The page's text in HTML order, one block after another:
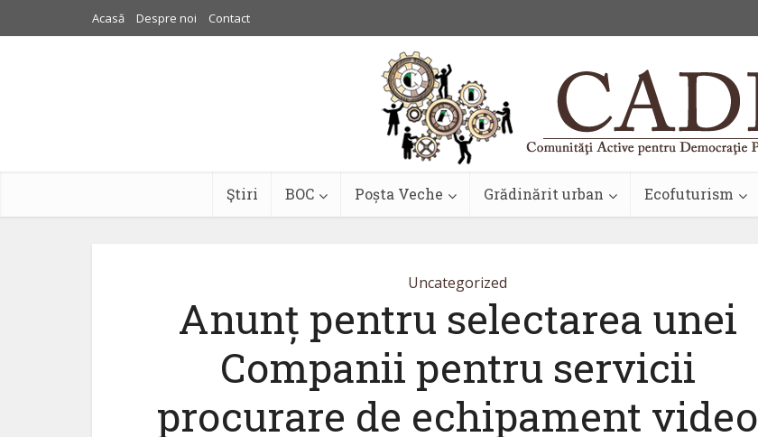
Acasă Despre noi Contact
Ştiri BOC Poșta Veche Grădinărit urban Ecofuturism
Uncategorized
Anunț pentru selectarea unei
Companii pentru servicii
procurare de echipament video